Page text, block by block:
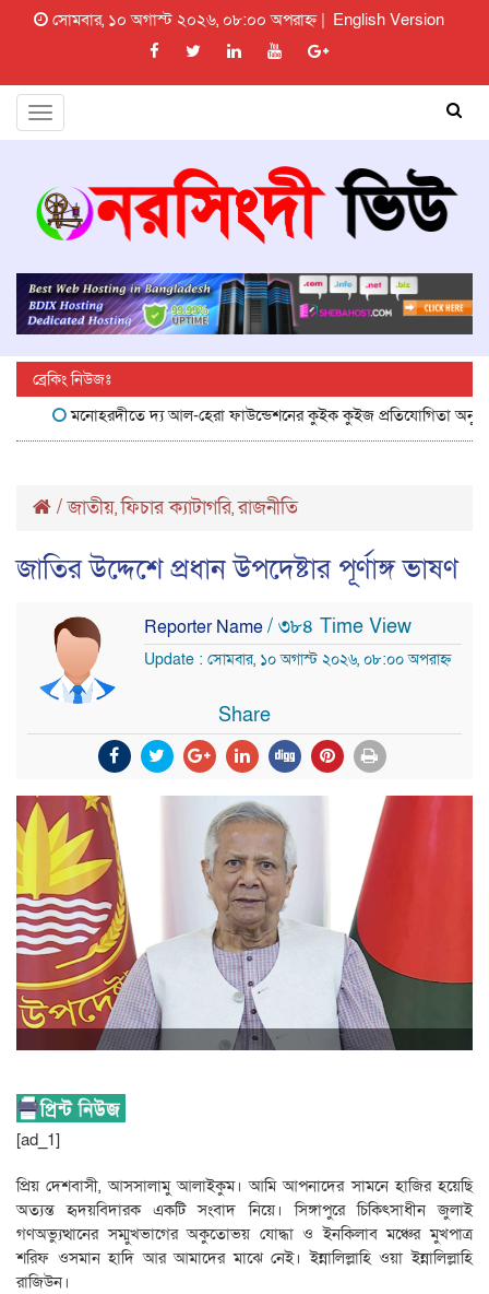
সোমবার, ১০ অগাস্ট ২০২৬, ০৮:০০ অপরাহ্ন | English Version
Toggle
ব্রেকিং নিউজঃ
মনোহরদীতে দ্য আল-হেরা ফাউন্ডেশনের কুইক কুইজ প্রতিযোগিতা অনুষ্ঠিত
/জাতীয়,ফিচার ক্যাটাগরি,রাজনীতি
জাতির উদ্দেশে প্রধান উপদেষ্টার পূর্ণাঙ্গ ভাষণ
Reporter Name/ ৩৮৪ Time View
Update : সোমবার, ১০ অগাস্ট ২০২৬, ০৮:০০ অপরাহ্ন
Share
[ad_1]
প্রিয় দেশবাসী, আসসালামু আলাইকুম। আমি আপনাদের সামনে হাজির হয়েছি
অত্যন্ত হৃদয়বিদারক একটি সংবাদ নিয়ে। সিঙ্গাপুরে চিকিৎসাধীন জুলাই
গণঅভ্যুত্থানের সম্মুখভাগের অকুতোভয় যোদ্ধা ও ইনকিলাব মঞ্চের মুখপাত্র
শরিফ ওসমান হাদি আর আমাদের মাঝে নেই। ইন্নালিল্লাহি ওয়া ইন্নালিল্লাহি
রাজিউন।